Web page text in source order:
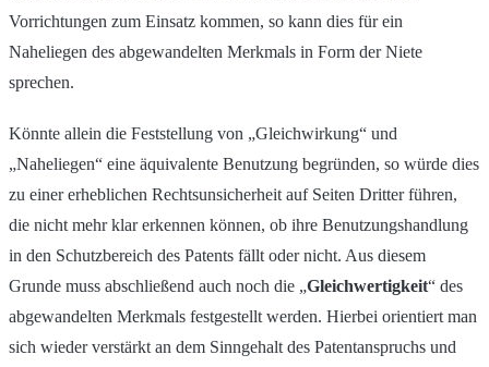
Vorrichtungen zum Einsatz kommen, so kann dies für ein
Naheliegen des abgewandelten Merkmals in Form der Niete
sprechen.
Könnte allein die Feststellung von „Gleichwirkung“ und
„Naheliegen“ eine äquivalente Benutzung begründen, so würde dies
zu einer erheblichen Rechtsunsicherheit auf Seiten Dritter führen,
die nicht mehr klar erkennen können, ob ihre Benutzungshandlung
in den Schutzbereich des Patents fällt oder nicht. Aus diesem
Grunde muss abschließend auch noch die „Gleichwertigkeit“ des
abgewandelten Merkmals festgestellt werden. Hierbei orientiert man
sich wieder verstärkt an dem Sinngehalt des Patentanspruchs und